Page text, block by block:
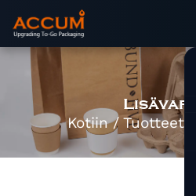
Kotiin/ Tuotteet